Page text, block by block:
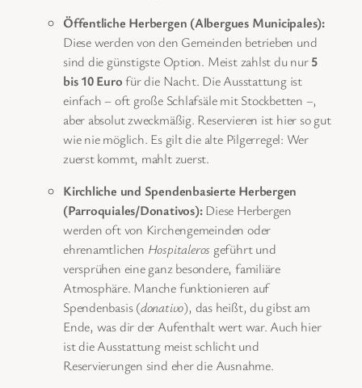
Öffentliche Herbergen (Albergues Municipales):
Diese werden von den Gemeinden betrieben und
sind die günstigste Option. Meist zahlst du nur5
bis 10 Eurofür die Nacht. Die Ausstattung ist
einfach – oft große Schlafsäle mit Stockbetten –,
aber absolut zweckmäßig. Reservieren ist hier so gut
wie nie möglich. Es gilt die alte Pilgerregel: Wer
zuerst kommt, mahlt zuerst.
Kirchliche und Spendenbasierte Herbergen
(Parroquiales/Donativos):Diese Herbergen
werden oft von Kirchengemeinden oder
ehrenamtlichen Hospitaleros geführt und
versprühen eine ganz besondere, familiäre
Atmosphäre. Manche funktionieren auf
Spendenbasis (donativo), das heißt, du gibst am
Ende, was dir der Aufenthalt wert war. Auch hier
ist die Ausstattung meist schlicht und
Reservierungen sind eher die Ausnahme.